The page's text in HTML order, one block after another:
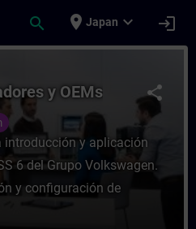
search place Japan expand_more login
Integradores y
share
y OEMs
introducción y aplicación
6 del Grupo Volkswagen.
y configuración de